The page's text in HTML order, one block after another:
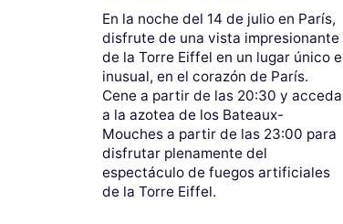
En la noche del 14 de julio en París,
disfrute de una vista impresionante
de la Torre Eiffel en un lugar único e
inusual, en el corazón de París.
Cene a partir de las 20:30 y acceda
a la azotea de los Bateaux-
Mouches a partir de las 23:00 para
disfrutar plenamente del
espectáculo de fuegos artificiales
de la Torre Eiffel.